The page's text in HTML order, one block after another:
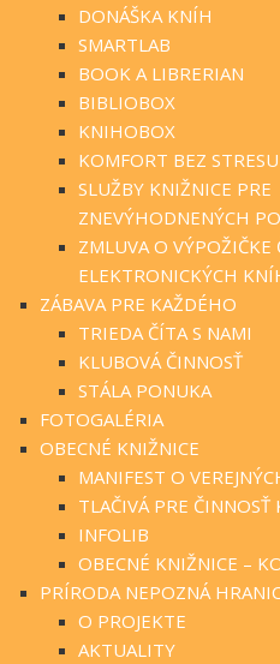
DONÁŠKA KNÍH
SMARTLAB
BOOK A LIBRERIAN
BIBLIOBOX
KNIHOBOX
KOMFORT BEZ STRESU
SLUŽBY KNIŽNICE PRE
ZNEVÝHODNENÝCH
ZMLUVA O VÝPOŽIČKE
ELEKTRONICKÝCH
ZÁBAVA PRE KAŽDÉHO
TRIEDA ČÍTA S NAMI
KLUBOVÁ ČINNOSŤ
STÁLA PONUKA
FOTOGALÉRIA
OBECNÉ KNIŽNICE
MANIFEST O
TLAČIVÁ PRE ČINNOSŤ
INFOLIB
OBECNÉ KNIŽNICE –
PRÍRODA NEPOZNÁ
O PROJEKTE
AKTUALITY